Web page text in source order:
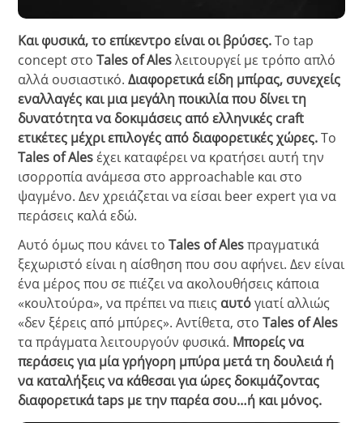
Και φυσικά, το επίκεντρο είναι οι βρύσες.Το tap
concept στοTales of Alesλειτουργεί με τρόπο απλό
αλλά ουσιαστικό. Διαφορετικά είδη μπίρας, συνεχείς
εναλλαγές και μια μεγάλη ποικιλία που δίνει τη
δυνατότητα να δοκιμάσεις από ελληνικές craft
ετικέτες μέχρι επιλογές από διαφορετικές χώρες.Το
Tales of Alesέχει καταφέρει να κρατήσει αυτή την
ισορροπία ανάμεσα στο approachable και στο
ψαγμένο. Δεν χρειάζεται να είσαι beer expert για να
περάσεις καλά εδώ.
Αυτό όμως που κάνει τοTales of Alesπραγματικά
ξεχωριστό είναι η αίσθηση που σου αφήνει. Δεν είναι
ένα μέρος που σε πιέζει να ακολουθήσεις κάποια
«κουλτούρα», να πρέπει να πιεις αυτόγιατί αλλιώς
«δεν ξέρεις από μπύρες». Αντίθετα, στοTales of Ales
τα πράγματα λειτουργούν φυσικά. Μπορείς να
περάσεις για μία γρήγορη μπύρα μετά τη δουλειά ή
να καταλήξεις να κάθεσαι για ώρες δοκιμάζοντας
διαφορετικά taps με την παρέα σου…ή και μόνος.